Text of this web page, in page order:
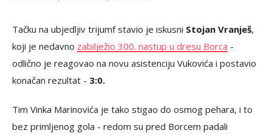
Tačku na ubjedljiv trijumf stavio je iskusni Stojan Vranješ,
koji je nedavno zabilježio 300. nastup u dresu Borca -
odlično je reagovao na novu asistenciju Vukovića i postavio
konačan rezultat - 3:0.
Tim Vinka Marinovića je tako stigao do osmog pehara, i to
bez primljenog gola - redom su pred Borcem padali